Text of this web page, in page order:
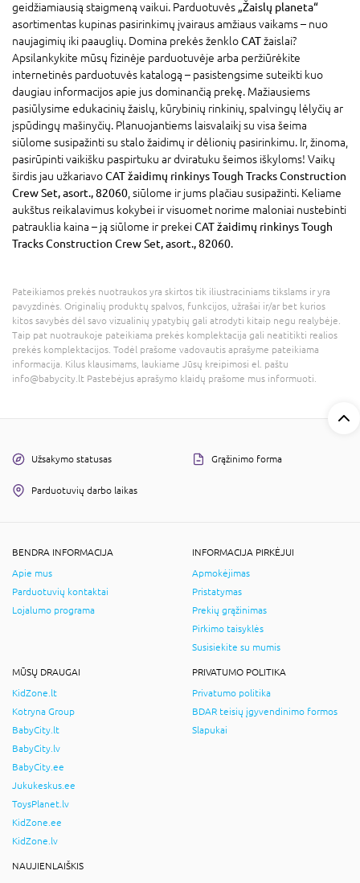
geidžiamiausią staigmeną vaikui. Parduotuvės „Žaislų planeta“
asortimentas kupinas pasirinkimų įvairaus amžiaus vaikams – nuo
naujagimių iki paauglių. Domina prekės ženkloCATžaislai?
Apsilankykite mūsų fizinėje parduotuvėje arba peržiūrėkite
internetinės parduotuvės katalogą – pasistengsime suteikti kuo
daugiau informacijos apie jus dominančią prekę. Mažiausiems
pasiūlysime edukacinių žaislų, kūrybinių rinkinių, spalvingų lėlyčių ar
įspūdingų mašinyčių. Planuojantiems laisvalaikį su visa šeima
siūlome susipažinti su stalo žaidimų ir dėlionių pasirinkimu. Ir, žinoma,
pasirūpinti vaikišku paspirtuku ar dviratuku šeimos iškyloms! Vaikų
širdis jau užkariavoCAT žaidimų rinkinys Tough Tracks Construction
Crew Set, asort., 82060, siūlome ir jums plačiau susipažinti. Keliame
aukštus reikalavimus kokybei ir visuomet norime maloniai nustebinti
patrauklia kaina – ją siūlome ir prekeiCAT žaidimų rinkinys Tough
Tracks Construction Crew Set, asort., 82060.
Pateikiamos prekės nuotraukos yra skirtos tik iliustraciniams tikslams ir yra
pavyzdinės. Originalių produktų spalvos, funkcijos, užrašai ir/ar bet kurios
kitos savybės dėl savo vizualinių ypatybių gali atrodyti kitaip negu realybėje.
Taip pat nuotraukoje pateikiama prekės komplektacija gali neatitikti realios
prekės komplektacijos. Todėl prašome vadovautis aprašyme pateikiama
informacija. Kilus klausimams, laukiame Jūsų kreipimosi el. paštu
info@babycity.lt Pastebėjus aprašymo klaidų prašome mus informuoti.
Užsakymo statusas Grąžinimo forma
Parduotuvių darbo laikas
BENDRA INFORMACIJA
Apie mus
Parduotuvių kontaktai
Lojalumo programa
INFORMACIJA PIRKĖJUI
Apmokėjimas
Pristatymas
Prekių grąžinimas
Pirkimo taisyklės
Susisiekite su mumis
MŪSŲ DRAUGAI
KidZone.lt
Kotryna Group
BabyCity.lt
BabyCity.lv
BabyCity.ee
Jukukeskus.ee
ToysPlanet.lv
KidZone.ee
KidZone.lv
PRIVATUMO POLITIKA
Privatumo politika
BDAR teisių įgyvendinimo formos
Slapukai
NAUJIENLAIŠKIS